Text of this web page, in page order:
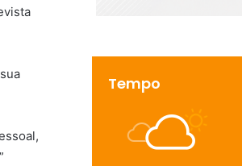
Tempo